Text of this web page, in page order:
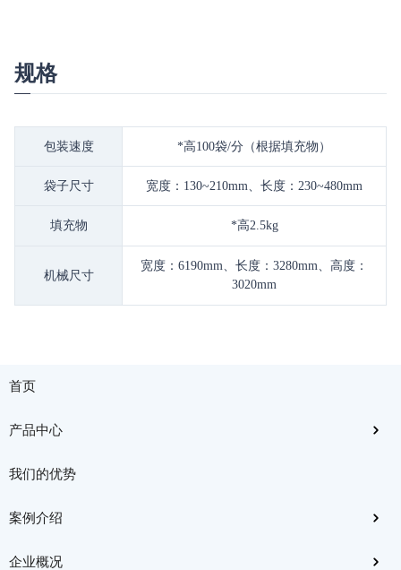
规格
包装速度 *高100袋/分（根据填充物）
袋子尺寸 宽度： 130~210mm、长度：230~480mm
填充物 *高2.5kg
机械尺寸
宽度：6190mm、长度：3280mm、高度：
3020mm
首页
产品中心
我们的优势
案例介绍
企业概况